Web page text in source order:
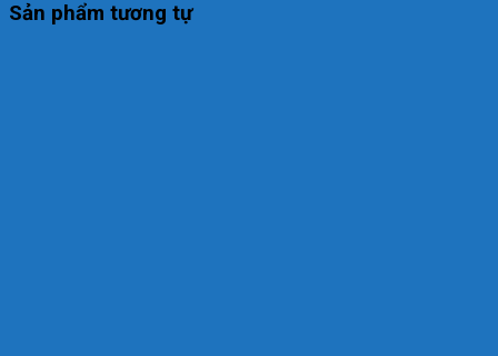
Sản phẩm tương tự